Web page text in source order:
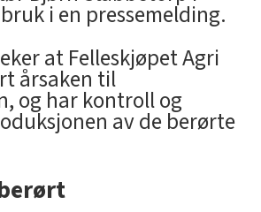
i en pressemelding.
at Felleskjøpet Agri
årsaken til
og har kontroll og
av de berørte